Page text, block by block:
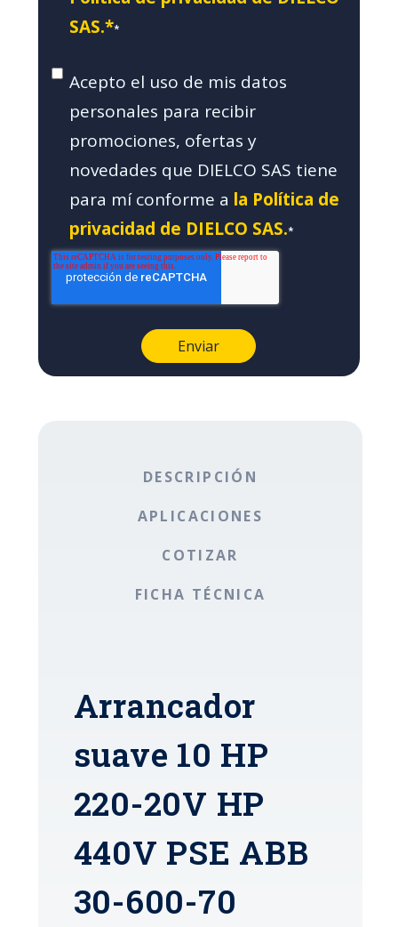
SAS.**
Acepto el uso de mis datos
personales para recibir
promociones, ofertas y
novedades que DIELCO SAS tiene
para mí conforme a la Política de
privacidad de DIELCO SAS.*
DESCRIPCIÓN
APLICACIONES
COTIZAR
FICHA TÉCNICA
Arrancador
suave 10 HP
220-20V HP
440V PSE ABB
30-600-70